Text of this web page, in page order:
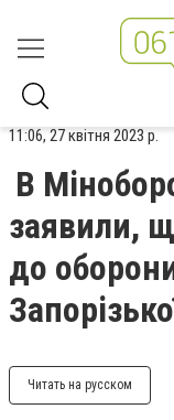
11:06, 27 квітня 2023 р.
В
заявили,
до
Читать на русском